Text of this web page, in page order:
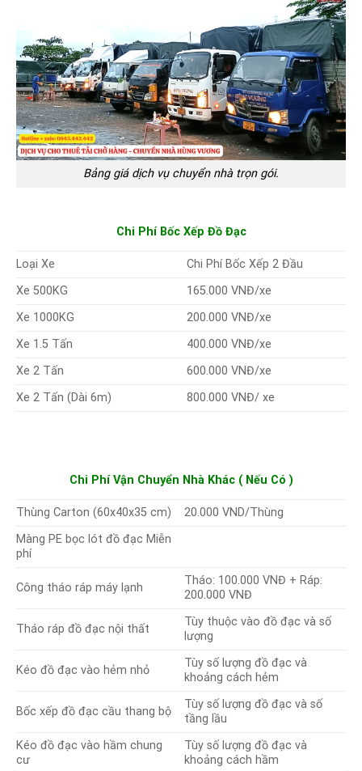
Bảng giá dịch vụ chuyển nhà trọn gói.
Chi Phí Bốc Xếp Đồ Đạc
Loại Xe
Chi Phí Bốc Xếp 2 Đầu
Xe 500KG
165.000 VNĐ/xe
Xe 1000KG
200.000 VNĐ/xe
Xe 1.5 Tấn
400.000 VNĐ/xe
Xe 2 Tấn
600.000 VNĐ/xe
Xe 2 Tấn (Dài 6m)
800.000 VNĐ/ xe
Chi Phí Vận Chuyển Nhà Khác ( Nếu Có )
Thùng Carton (60x40x35 cm)
20.000 VND/Thùng
Màng PE bọc lót đồ đạc Miễn
phí
Công tháo ráp máy lạnh
Tháo: 100.000 VNĐ + Ráp:
200.000 VNĐ
Tháo ráp đồ đạc nội thất
Tùy thuộc vào đồ đạc và số
lượng
Kéo đồ đạc vào hẻm nhỏ
Tùy số lượng đồ đạc và
khoảng cách hẻm
Bốc xếp đồ đạc cầu thang bộ
Tùy số lượng đồ đạc và số
tầng lầu
Kéo đồ đạc vào hầm chung
cư
Tùy số lượng đồ đạc và
khoảng cách hầm